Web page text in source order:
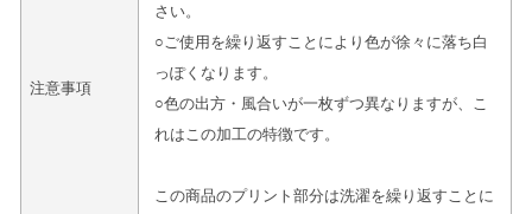
注意事項
さい。
○ご使用を繰り返すことにより色が徐々に落ち白
っぽくなります。
○色の出方・風合いが一枚ずつ異なりますが、こ
れはこの加工の特徴です。
この商品のプリント部分は洗濯を繰り返すことに